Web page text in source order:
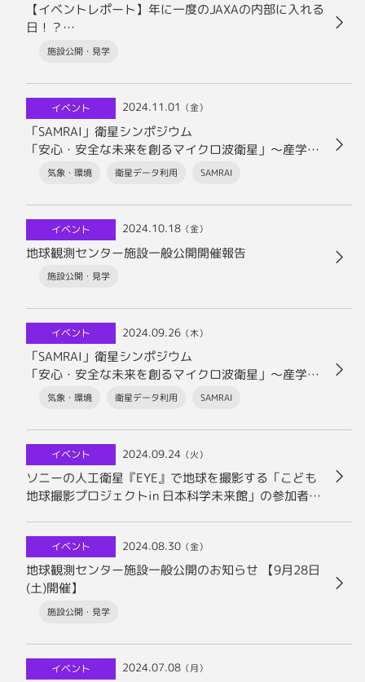
【イベントレポート】年に一度のJAXAの内部に入れる
日！？
筑波宇宙センター特別公開2024を徹底解説！
施設公開・見学
イベント 2024.11.01 （金）
「SAMRAI」衛星シンポジウム
「安心・安全な未来を創るマイクロ波衛星」～産学官
連携が拓く、海洋デジタル未来社会と衛星観測ビジネ
気象・環境 衛星データ利用 SAMRAI
イベント 2024.10.18 （金）
地球観測センター施設一般公開開催報告
施設公開・見学
イベント 2024.09.26 （木）
「SAMRAI」衛星シンポジウム
「安心・安全な未来を創るマイクロ波衛星」～産学官
連携が拓く、海洋デジタル未来社会と衛星観測ビジネ
気象・環境 衛星データ利用 SAMRAI
イベント 2024.09.24 （火）
ソニーの人工衛星『EYE』で地球を撮影する「こども
地球撮影プロジェクトin 日本科学未来館」の参加者募
イベント 2024.08.30 （金）
地球観測センター施設一般公開のお知らせ 【9月28日
(土)開催】
施設公開・見学
イベント 2024.07.08 （月）